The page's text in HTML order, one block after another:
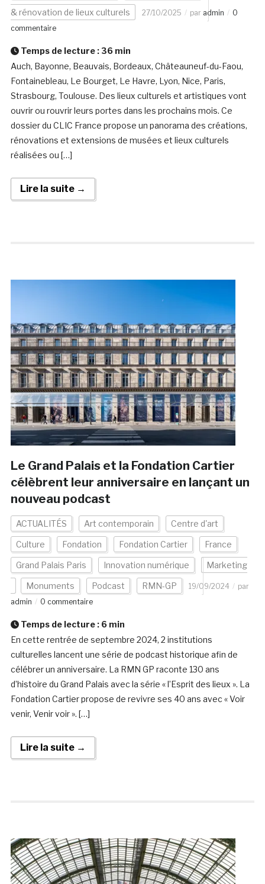
& rénovation de lieux culturels 27/10/2025 par admin
0
commentaire
Temps de lecture : 36 min
Auch, Bayonne, Beauvais, Bordeaux, Châteauneuf-du-Faou,
Fontainebleau, Le Bourget, Le Havre, Lyon, Nice, Paris,
Strasbourg, Toulouse. Des lieux culturels et artistiques vont
ouvrir ou rouvrir leurs portes dans les prochains mois. Ce
dossier du CLIC France propose un panorama des créations,
rénovations et extensions de musées et lieux culturels
réalisées ou […]
Lire la suite →
Le Grand Palais et la Fondation Cartier
célèbrent leur anniversaire en lançant un
nouveau podcast
ACTUALITÉS Art contemporain Centre d'art
Culture Fondation Fondation Cartier France
Grand Palais Paris Innovation numérique Marketing
Monuments Podcast RMN-GP 19/09/2024
par
admin
0 commentaire
Temps de lecture : 6 min
En cette rentrée de septembre 2024, 2 institutions
culturelles lancent une série de podcast historique afin de
célébrer un anniversaire. La RMN GP raconte 130 ans
d’histoire du Grand Palais avec la série « l’Esprit des lieux ». La
Fondation Cartier propose de revivre ses 40 ans avec « Voir
venir, Venir voir ». […]
Lire la suite →